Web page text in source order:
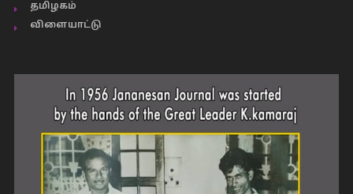
தமிழகம்
விளையாட்டு